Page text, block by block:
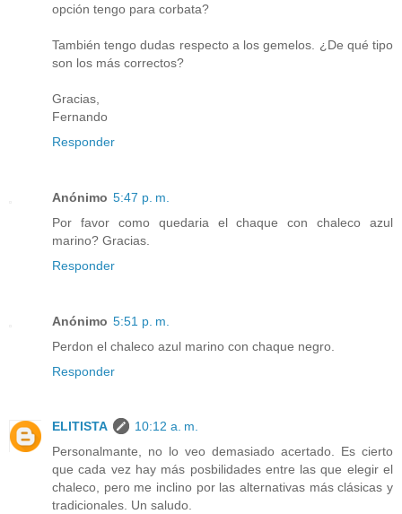
opción tengo para corbata?
También tengo dudas respecto a los gemelos. ¿De qué tipo
son los más correctos?
Gracias,
Fernando
Responder
Anónimo 5:47 p. m.
Por favor como quedaria el chaque con chaleco azul
marino? Gracias.
Responder
Anónimo 5:51 p. m.
Perdon el chaleco azul marino con chaque negro.
Responder
ELITISTA
10:12 a. m.
Personalmante, no lo veo demasiado acertado. Es cierto
que cada vez hay más posbilidades entre las que elegir el
chaleco, pero me inclino por las alternativas más clásicas y
tradicionales. Un saludo.